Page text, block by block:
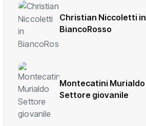
Christian Niccoletti in
BiancoRosso
Montecatini Murialdo
Settore giovanile